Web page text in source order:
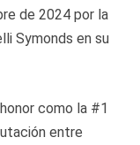
de 2024 por la
Symonds en su
como la #1
entre